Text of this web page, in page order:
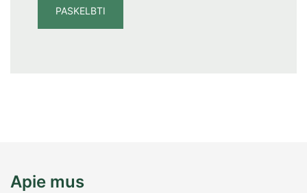
Apie mus